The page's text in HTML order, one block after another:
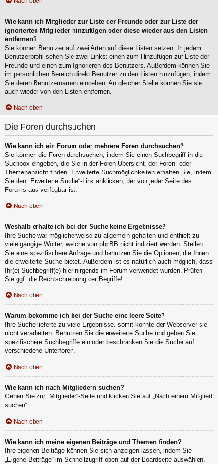
Wie kann ich Mitglieder zur Liste der Freunde oder zur Liste der
ignorierten Mitglieder hinzufügen oder diese wieder aus den Listen
entfernen?
Sie können Benutzer auf zwei Arten auf diese Listen setzen: In jedem
Benutzerprofil sehen Sie zwei Links: einen zum Hinzufügen zur Liste der
Freunde und einen zum Ignorieren des Benutzers. Außerdem können Sie
im persönlichen Bereich direkt Benutzer zu den Listen hinzufügen, indem
Sie deren Benutzernamen eingeben. An gleicher Stelle können Sie sie
auch wieder von den Listen entfernen.
Nach oben
Die Foren durchsuchen
Wie kann ich ein Forum oder mehrere Foren durchsuchen?
Sie können die Foren durchsuchen, indem Sie einen Suchbegriff in die
Suchbox eingeben, die Sie in der Foren-Übersicht, der Foren- oder
Themenansicht finden. Erweiterte Suchmöglichkeiten erhalten Sie, indem
Sie den „Erweiterte Suche“-Link anklicken, der von jeder Seite des
Forums aus verfügbar ist.
Nach oben
Weshalb erhalte ich bei der Suche keine Ergebnisse?
Ihre Suche war möglicherweise zu allgemein gehalten und enthielt zu
viele gängige Wörter, welche von phpBB nicht indiziert werden. Stellen
Sie eine spezifischere Anfrage und benutzen Sie die Optionen, die Ihnen
die erweiterte Suche bietet. Außerdem ist es natürlich auch möglich, dass
Ihr(e) Suchbegriff(e) hier nirgends im Forum verwendet wurden. Prüfen
Sie ggf. die Rechtschreibung der Begriffe!
Nach oben
Warum bekomme ich bei der Suche eine leere Seite?
Ihre Suche lieferte zu viele Ergebnisse, somit konnte der Webserver sie
nicht verarbeiten. Benutzen Sie die erweiterte Suche und geben Sie
spezifischere Suchbegriffe ein oder beschränken Sie die Suche auf
verschiedene Unterforen.
Nach oben
Wie kann ich nach Mitgliedern suchen?
Gehen Sie zur „Mitglieder“-Seite und klicken Sie auf „Nach einem Mitglied
suchen“.
Nach oben
Wie kann ich meine eigenen Beiträge und Themen finden?
Ihre eigenen Beiträge können Sie sich anzeigen lassen, indem Sie
„Eigene Beiträge“ im Schnellzugriff oben auf der Boardseite auswählen.